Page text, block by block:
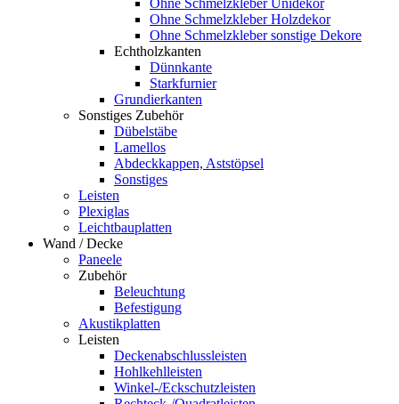
Ohne Schmelzkleber Unidekor
Ohne Schmelzkleber Holzdekor
Ohne Schmelzkleber sonstige Dekore
Echtholzkanten
Dünnkante
Starkfurnier
Grundierkanten
Sonstiges Zubehör
Dübelstäbe
Lamellos
Abdeckkappen, Aststöpsel
Sonstiges
Leisten
Plexiglas
Leichtbauplatten
Wand / Decke
Paneele
Zubehör
Beleuchtung
Befestigung
Akustikplatten
Leisten
Deckenabschlussleisten
Hohlkehlleisten
Winkel-/Eckschutzleisten